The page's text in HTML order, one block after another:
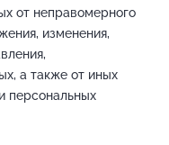
от неправомерного
изменения,
а также от иных
персональных